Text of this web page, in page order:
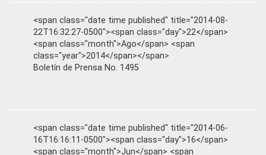
<span class="date time published" title="2014-08-
22T16:32:27-0500"><span class="day">22</span>
<span class="month">Ago</span> <span
class="year">2014</span></span>
Boletín de Prensa No. 1495
<span class="date time published" title="2014-06-
16T16:16:11-0500"><span class="day">16</span>
<span class="month">Jun</span> <span